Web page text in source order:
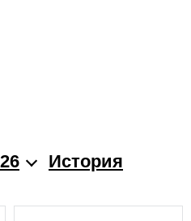
История